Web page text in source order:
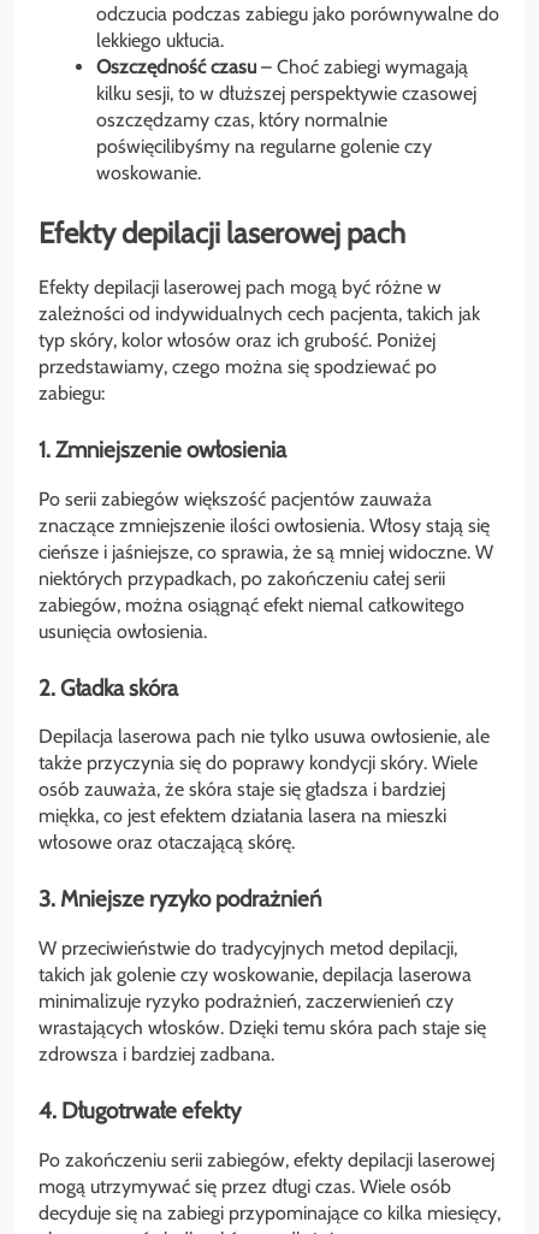
odczucia podczas zabiegu jako porównywalne do
lekkiego ukłucia.
Oszczędność czasu – Choć zabiegi wymagają
kilku sesji, to w dłuższej perspektywie czasowej
oszczędzamy czas, który normalnie
poświęcilibyśmy na regularne golenie czy
woskowanie.
Efekty depilacji laserowej pach
Efekty depilacji laserowej pach mogą być różne w
zależności od indywidualnych cech pacjenta, takich jak
typ skóry, kolor włosów oraz ich grubość. Poniżej
przedstawiamy, czego można się spodziewać po
zabiegu:
1. Zmniejszenie owłosienia
Po serii zabiegów większość pacjentów zauważa
znaczące zmniejszenie ilości owłosienia. Włosy stają się
cieńsze i jaśniejsze, co sprawia, że są mniej widoczne. W
niektórych przypadkach, po zakończeniu całej serii
zabiegów, można osiągnąć efekt niemal całkowitego
usunięcia owłosienia.
2. Gładka skóra
Depilacja laserowa pach nie tylko usuwa owłosienie, ale
także przyczynia się do poprawy kondycji skóry. Wiele
osób zauważa, że skóra staje się gładsza i bardziej
miękka, co jest efektem działania lasera na mieszki
włosowe oraz otaczającą skórę.
3. Mniejsze ryzyko podrażnień
W przeciwieństwie do tradycyjnych metod depilacji,
takich jak golenie czy woskowanie, depilacja laserowa
minimalizuje ryzyko podrażnień, zaczerwienień czy
wrastających włosków. Dzięki temu skóra pach staje się
zdrowsza i bardziej zadbana.
4. Długotrwałe efekty
Po zakończeniu serii zabiegów, efekty depilacji laserowej
mogą utrzymywać się przez długi czas. Wiele osób
decyduje się na zabiegi przypominające co kilka miesięcy,